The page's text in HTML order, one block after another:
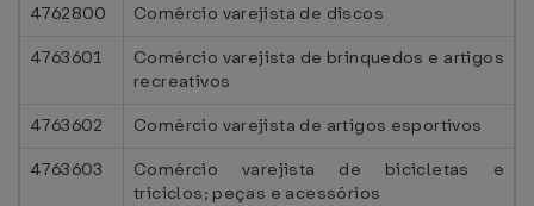
4762800
Comércio varejista de discos
4763601
Comércio varejista de brinquedos e artigos
recreativos
4763602
Comércio varejista de artigos esportivos
4763603
Comércio varejista de bicicletas e
triciclos; peças e acessórios